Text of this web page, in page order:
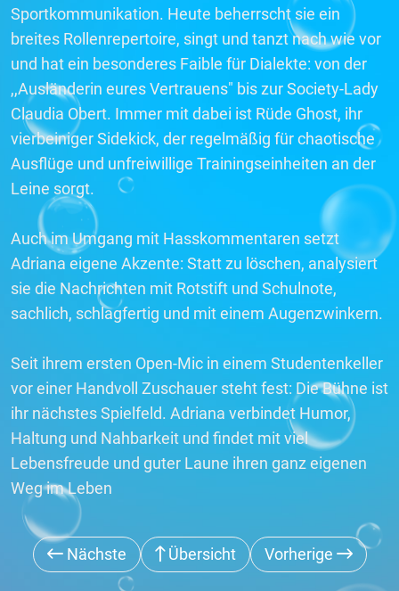
Sportkommunikation. Heute beherrscht sie ein
breites Rollenrepertoire, singt und tanzt nach wie vor
und hat ein besonderes Faible für Dialekte: von der
,,Ausländerin eures Vertrauens" bis zur Society-Lady
Claudia Obert. Immer mit dabei ist Rüde Ghost, ihr
vierbeiniger Sidekick, der regelmäßig für chaotische
Ausflüge und unfreiwillige Trainingseinheiten an der
Leine sorgt.
Auch im Umgang mit Hasskommentaren setzt
Adriana eigene Akzente: Statt zu löschen, analysiert
sie die Nachrichten mit Rotstift und Schulnote,
sachlich, schlagfertig und mit einem Augenzwinkern.
Seit ihrem ersten Open-Mic in einem Studentenkeller
vor einer Handvoll Zuschauer steht fest: Die Bühne ist
ihr nächstes Spielfeld. Adriana verbindet Humor,
Haltung und Nahbarkeit und findet mit viel
Lebensfreude und guter Laune ihren ganz eigenen
Weg im Leben
Nächste Übersicht Vorherige